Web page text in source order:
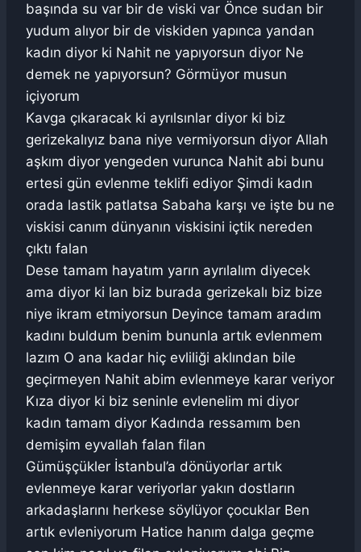
başında su var bir de viski var Önce sudan bir
yudum alıyor bir de viskiden yapınca yandan
kadın diyor ki Nahit ne yapıyorsun diyor Ne
demek ne yapıyorsun? Görmüyor musun
içiyorum
Kavga çıkaracak ki ayrılsınlar diyor ki biz
gerizekalıyız bana niye vermiyorsun diyor Allah
aşkım diyor yengeden vurunca Nahit abi bunu
ertesi gün evlenme teklifi ediyor Şimdi kadın
orada lastik patlatsa Sabaha karşı ve işte bu ne
viskisi canım dünyanın viskisini içtik nereden
çıktı falan
Dese tamam hayatım yarın ayrılalım diyecek
ama diyor ki lan biz burada gerizekalı biz bize
niye ikram etmiyorsun Deyince tamam aradım
kadını buldum benim bununla artık evlenmem
lazım O ana kadar hiç evliliği aklından bile
geçirmeyen Nahit abim evlenmeye karar veriyor
Kıza diyor ki biz seninle evlenelim mi diyor
kadın tamam diyor Kadında ressamım ben
demişim eyvallah falan filan
Gümüşçükler İstanbul’a dönüyorlar artık
evlenmeye karar veriyorlar yakın dostların
arkadaşlarını herkese söylüyor çocuklar Ben
artık evleniyorum Hatice hanım dalga geçme